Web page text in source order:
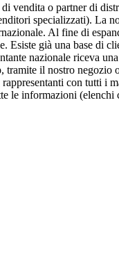
vendita o partner di
specializzati). La
Al fine di
Esiste già una base di
nazionale riceva
tramite il nostro
con tutti i
le informazioni